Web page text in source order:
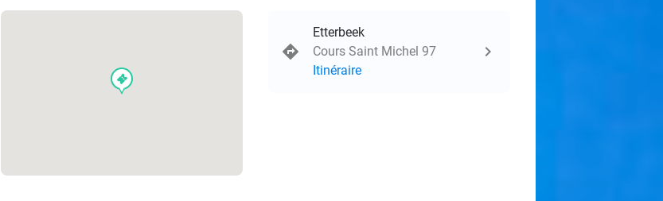
events
Etterbeek
Cours Saint Michel 97
Itinéraire